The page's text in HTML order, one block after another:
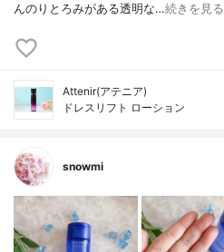
んのりとろみがある透明な…続きを見る
Attenir(アテニア)
ドレスリフト ローション
snowmi